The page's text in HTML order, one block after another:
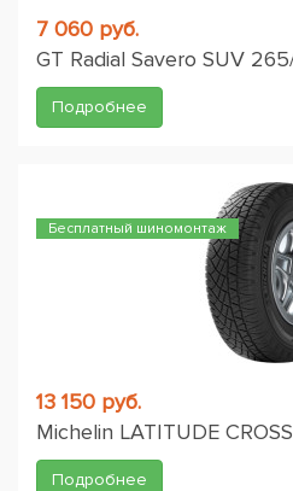
7 060 руб.
GT Radial Savero SUV
Подробнее
Бесплатный шиномонтаж
13 150 руб.
Michelin LATITUDE
Подробнее